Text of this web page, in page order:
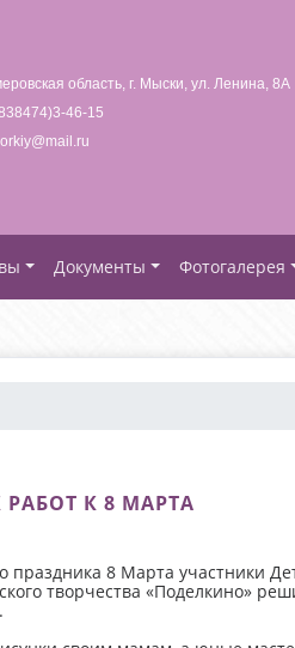
область, г. Мыски, ул. Ленина, 8А
46-15
Документы Фотогалерея
К 8 МАРТА
праздника 8 Марта участники
творчества «Поделкино»